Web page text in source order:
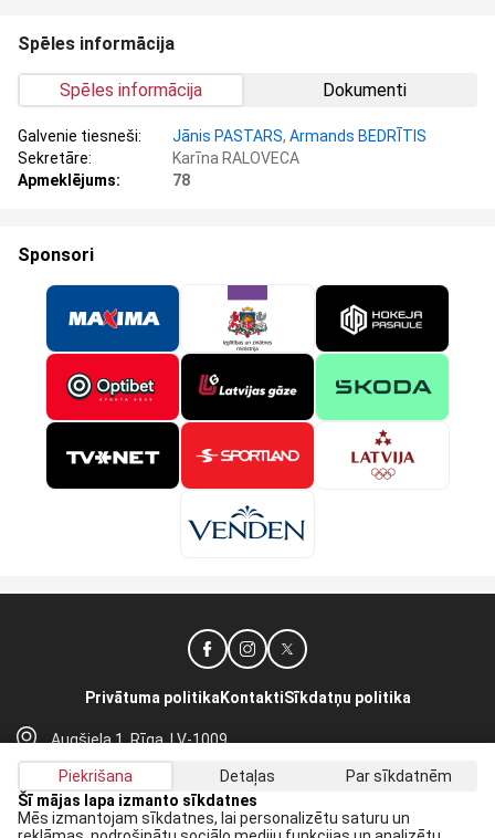
Spēles informācija
Spēles informācija Dokumenti
Galvenie tiesneši: Jānis PASTARS, Armands BEDRĪTIS
Sekretāre:
Karīna RALOVECA
Apmeklējums:
78
Sponsori
Augšiela 1, Rīga, LV-1009
lhf@lhf.lv
+371 67565614
Privātuma politika KontaktiSīkdatņu politika
Piekrišana Detaļas
Par sīkdatnēm
Šī mājas lapa izmanto sīkdatnes
Mēs izmantojam sīkdatnes, lai personalizētu saturu un